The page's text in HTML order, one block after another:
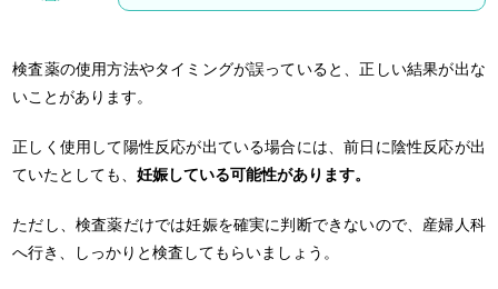
検査薬の使用方法やタイミングが誤っていると、正しい結果が出な
いことがあります。
正しく使用して陽性反応が出ている場合には、前日に陰性反応が出
ていたとしても、妊娠している可能性があります。
ただし、検査薬だけでは妊娠を確実に判断できないので、産婦人科
へ行き、しっかりと検査してもらいましょう。